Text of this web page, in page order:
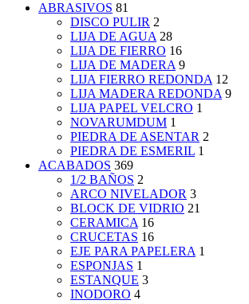
ABRASIVOS 81
DISCO PULIR 2
LIJA DE AGUA 28
LIJA DE FIERRO 16
LIJA DE MADERA 9
LIJA FIERRO REDONDA 12
LIJA MADERA REDONDA 9
LIJA PAPEL VELCRO 1
NOVARUMDUM 1
PIEDRA DE ASENTAR 2
PIEDRA DE ESMERIL 1
ACABADOS 369
1/2 BAÑOS 2
ARCO NIVELADOR 3
BLOCK DE VIDRIO 21
CERAMICA 16
CRUCETAS 16
EJE PARA PAPELERA 1
ESPONJAS 1
ESTANQUE 3
INODORO 4